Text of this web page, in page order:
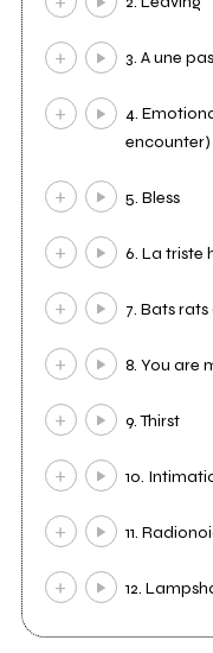
3. A une
4.
encounter)
5. Bless
6. La triste
7. Bats
8. You are
9. Thirst
10.
11.
12.